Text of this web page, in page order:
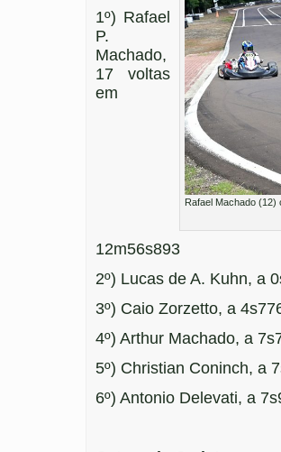
Rafael Machado (12)
1º) Rafael
P.
Machado,
17 voltas
em
12m56s893
2º) Lucas de A. Kuhn, a
3º) Caio Zorzetto, a
4º) Arthur Machado, a
5º) Christian Coninch, a
6º) Antonio Delevati, a